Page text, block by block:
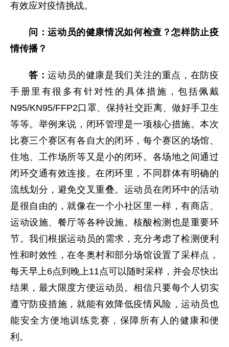
有效应对疫情挑战。
问：运动员的健康情况如何检查？怎样防止疫
情传播？
答：运动员的健康是我们关注的重点，在防疫
手册里有很多有针对性的具体措施，包括佩戴
N95/KN95/FFP2口罩、保持社交距离、做好手卫生
等等。举例来说，闭环管理是一项核心措施。本次
比赛三个赛区有各自大的闭环，每个赛区的场馆、
住地、工作场所等又是小的闭环。各场地之间通过
闭环交通有效连接。在闭环里，不同群体有明确的
流线划分，避免交叉重叠。运动员在闭环中的活动
是很自由的，就像在一个小社区里一样，有商店、
运动设施、餐厅等各种设施。核酸检测也是重要环
节。我们根据运动员的需求，充分考虑了检测便利
性和时效性，在冬奥村和部分场馆设置了采样点，
每天早上6点到晚上11点可以随时采样，并会尽快出
结果，最大限度方便运动员。相信只要每个人切实
遵守防疫措施，就能有效降低疫情风险，运动员也
能安全方便地训练竞赛，保障所有人的健康和便
利。